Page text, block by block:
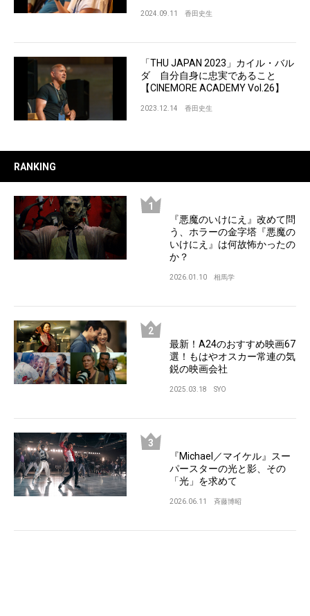
2024.09.11 香田史生
「THU JAPAN 2023」カイル・バル
ダ 自分自身に忠実であること
【CINEMORE ACADEMY Vol.26】
2023.12.14 香田史生
RANKING
『悪魔のいけにえ』改めて問
う、ホラーの金字塔『悪魔の
いけにえ』は何故怖かったの
か？
2026.01.10 相馬学
最新！A24のおすすめ映画67
選！もはやオスカー常連の気
鋭の映画会社
2025.03.18 SYO
『Michael／マイケル』スー
パースターの光と影、その
「光」を求めて
2026.06.11 斉藤博昭